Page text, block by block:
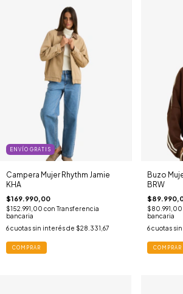
ENVÍO GRATIS
Campera Mujer Rhythm Jamie
KHA
$169.990,00
$152.991,00 con Transferencia
bancaria
6cuotas sin interés de $28.331,67
COMPRAR
Buzo
BRW
$80.991,00
bancaria
6 cuotas
COMPRAR